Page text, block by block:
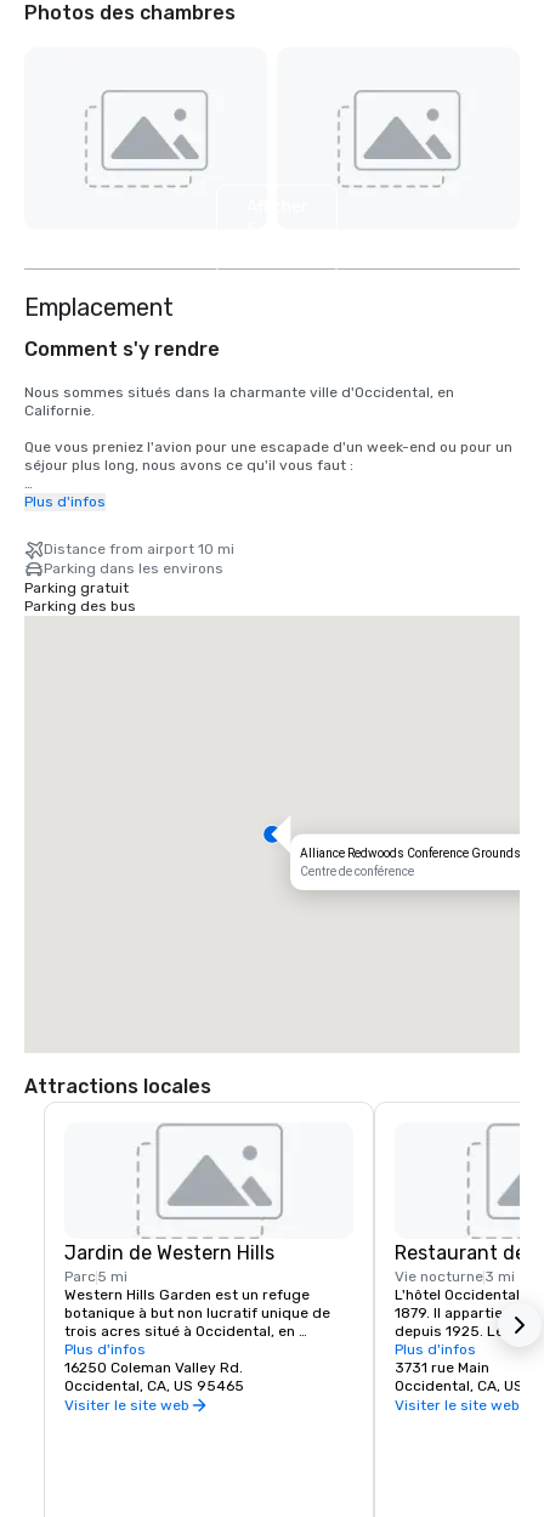
Photos des chambres
Emplacement
Comment s'y rendre
Nous sommes situés dans la charmante ville d'Occidental, en
Californie.
Que vous preniez l'avion pour une escapade d'un week-end ou pour un
séjour plus long, nous avons ce qu'il vous faut :
Aéroport international de San Francisco (SFO) : un trajet pittoresque
Aéroport Charles M. Schulz — Sonoma County de Santa Rosa (STS) : à
seulement 35 minutes de notre porte, l'itinéraire le plus rapide pour
rejoindre votre retraite rustique.
Plus d'infos
Distance from airport 10 mi
Parking dans les environs
Parking gratuit
Parking des bus
Alliance Redwoods Conference Grounds
Centre de conférence
Attractions locales
Jardin de Western Hills
Parc5 mi
Western Hills Garden est un refuge
botanique à but non lucratif unique de
trois acres situé à Occidental, en
Californie, qui offre une explosion
sensorielle de textures, de couleurs, de
formes et de sons. C'est un exemple
étonnant de biodiversité cultivée, qui
Plus d'infos
16250 Coleman Valley Rd.
Occidental, CA, US 95465
Visiter le site web
Restaurant de
Vie nocturne3 mi
L'hôtel Occidental
1879. Il appartient à
depuis 1925. Le
abrite un café, un
manger et la salle
Ballroom. Le café
les matins et sert
Plus d'infos
3731 rue Main
Occidental, CA, US
Visiter le site web